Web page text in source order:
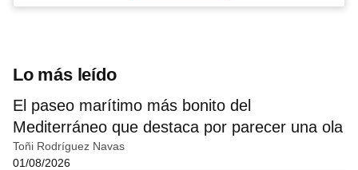
Lo más leído
El paseo marítimo más bonito del
Mediterráneo que destaca por parecer una ola
Toñi Rodríguez Navas
01/08/2026